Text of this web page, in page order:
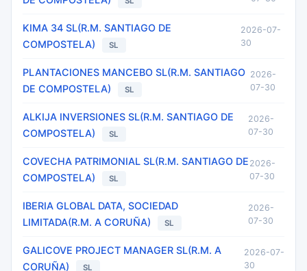
KIMA 34 SL(R.M. SANTIAGO DE
COMPOSTELA)
SL
2026-07-
30
PLANTACIONES MANCEBO SL(R.M. SANTIAGO
DE COMPOSTELA)
SL
2026-
07-30
ALKIJA INVERSIONES SL(R.M. SANTIAGO DE
COMPOSTELA)
SL
2026-
07-30
COVECHA PATRIMONIAL SL(R.M. SANTIAGO DE
COMPOSTELA)
SL
2026-
07-30
IBERIA GLOBAL DATA, SOCIEDAD
LIMITADA(R.M. A CORUÑA)
SL
2026-
07-30
GALICOVE PROJECT MANAGER SL(R.M. A
CORUÑA)
SL
2026-07-
30